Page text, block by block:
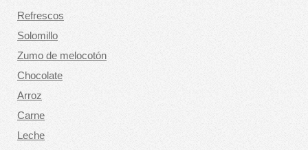
Refrescos
Solomillo
Zumo de melocotón
Chocolate
Arroz
Carne
Leche